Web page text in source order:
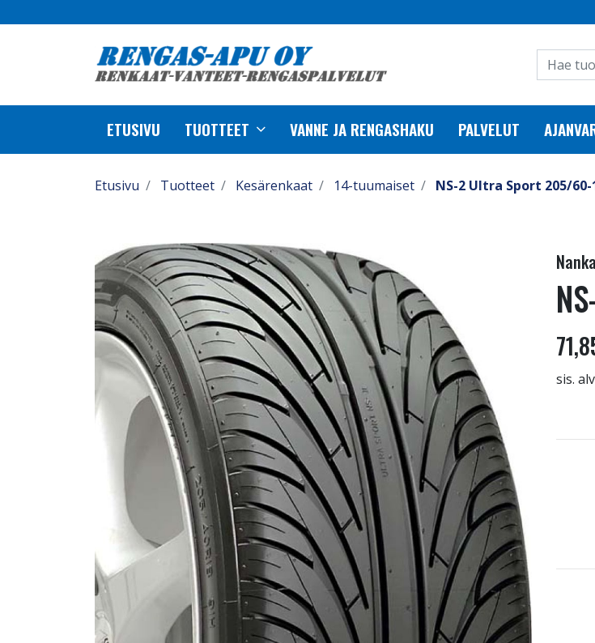
ETUSIVU TUOTTEET VANNE JA RENGASHAKU PALVELUT
Etusivu Tuotteet Kesärenkaat 14-tuumaiset NS-2 Ultra Sport 205/60-
sis.